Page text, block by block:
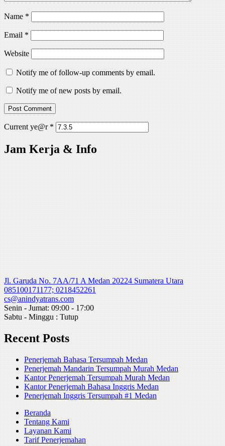
Name*
Email*
Website
Notify me of follow-up comments by email.
Notify me of new posts by email.
Current ye@r*
Jam Kerja & Info
Jl. Garuda No. 7AA/71 A Medan 20224 Sumatera Utara
085100171177; 0218452261
cs@anindyatrans.com
Senin - Jumat: 09:00 - 17:00
Sabtu - Minggu : Tutup
Recent Posts
Penerjemah Bahasa Tersumpah Medan
Penerjemah Mandarin Tersumpah Murah Medan
Kantor Penerjemah Tersumpah Murah Medan
Kantor Penerjemah Bahasa Inggris Medan
Penerjemah Inggris Tersumpah #1 Medan
Beranda
Tentang Kami
Layanan Kami
Tarif Penerjemahan